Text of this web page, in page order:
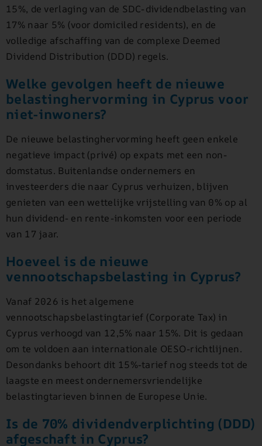
15%, de verlaging van de SDC-dividendbelasting van
17% naar 5% (voor domiciled residents), en de
volledige afschaffing van de complexe Deemed
Dividend Distribution (DDD) regels.
Welke gevolgen heeft de nieuwe
belastinghervorming in Cyprus voor
niet-inwoners?
De nieuwe belastinghervorming heeft geen enkele
negatieve impact (privé) op expats met een non-
domstatus. Buitenlandse ondernemers en
investeerders die naar Cyprus verhuizen, blijven
genieten van een wettelijke vrijstelling van 0% op al
hun dividend- en rente-inkomsten voor een periode
van 17 jaar.
Hoeveel is de nieuwe
vennootschapsbelasting in Cyprus?
Vanaf 2026 is het algemene
vennootschapsbelastingtarief (Corporate Tax) in
Cyprus verhoogd van 12,5% naar 15%. Dit is gedaan
om te voldoen aan internationale OESO-richtlijnen.
Desondanks behoort dit 15%-tarief nog steeds tot de
laagste en meest ondernemersvriendelijke
belastingtarieven binnen de Europese Unie.
Is de 70% dividendverplichting (DDD)
afgeschaft in Cyprus?